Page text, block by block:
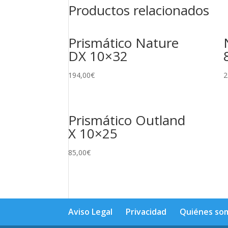
Productos relacionados
Prismático Nature
DX 10×32
194,00€
Prismático Outland
X 10×25
85,00€
Aviso Legal Privacidad Quiénes